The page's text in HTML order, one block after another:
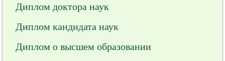
Диплом доктора наук
Диплом кандидата наук
Диплом о высшем образовании